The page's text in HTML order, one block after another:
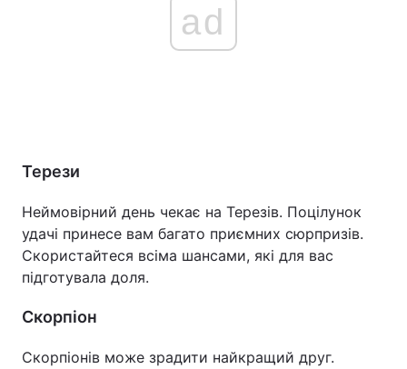
ad
Терези
Неймовірний день чекає на Терезів. Поцілунок
удачі принесе вам багато приємних сюрпризів.
Скористайтеся всіма шансами, які для вас
підготувала доля.
Скорпіон
Скорпіонів може зрадити найкращий друг.